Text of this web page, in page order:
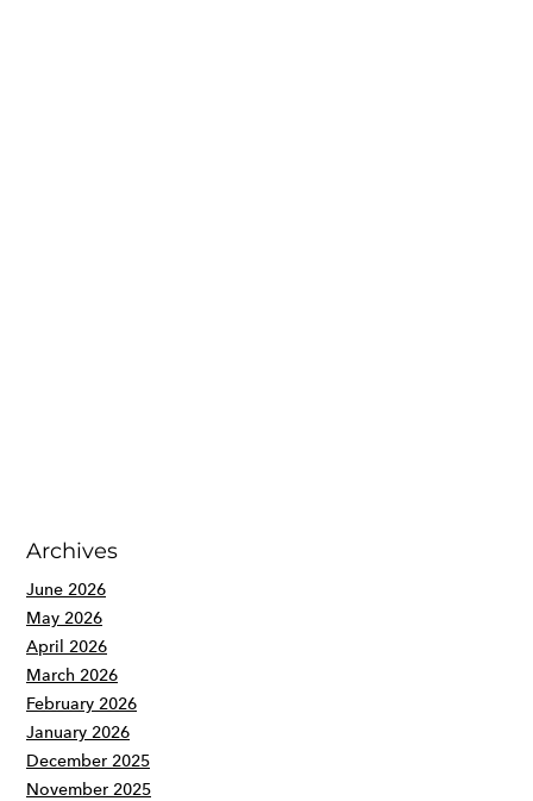
Archives
June 2026
May 2026
April 2026
March 2026
February 2026
January 2026
December 2025
November 2025